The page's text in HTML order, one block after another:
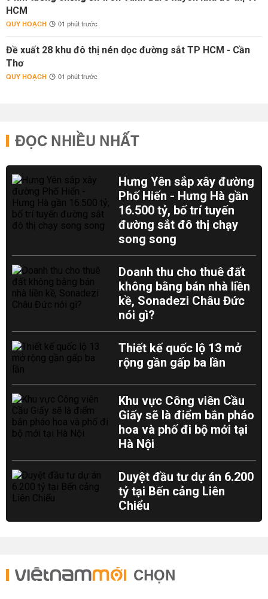
HCM
QUY HOẠCH 01 phút trước
Đề xuất 28 khu đô thị nén dọc đường sắt TP HCM - Cần
Thơ
QUY HOẠCH 01 phút trước
ĐỌC NHIỀU NHẤT
Hưng Yên sắp xây đường
Phố Hiến - Hưng Hà gần
16.500 tỷ, bố trí tuyến
đường sắt đô thị chạy
song song
Doanh thu cho thuê đất
không bằng bán nhà liền
kề, Sonadezi Châu Đức
nói gì?
Thiết kế quốc lộ 13 mở
rộng gần gấp ba lần
Khu vực Công viên Cầu
Giấy sẽ là điểm bắn pháo
hoa và phố đi bộ mới tại
Hà Nội
Duyệt đầu tư dự án 6.200
tỷ tại Bến cảng Liên
Chiểu
CHỌN